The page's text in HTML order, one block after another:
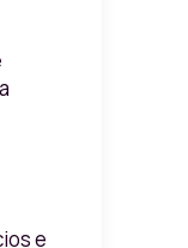
e